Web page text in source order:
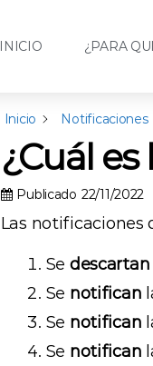
INICIO ¿PARA
Inicio Notificaciones
¿Cuál
Publicado 22/11/2022
Las notificaciones
Se descartan
Se notifican
Se notifican
Se notifican